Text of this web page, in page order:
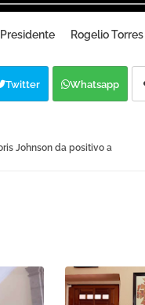
Presidente Rogelio
Twitter Whatsapp
Johnson da positivo a